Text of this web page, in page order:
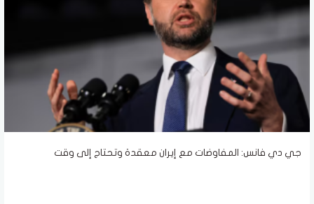
جي دي فانس: المفاوضات مع إيران معقدة وتحتاج إلى وقت